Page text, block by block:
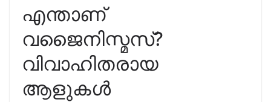
എന്താണ്
വജൈനിസ്മസ്?
വിവാഹിതരായ
ആളുകൾ